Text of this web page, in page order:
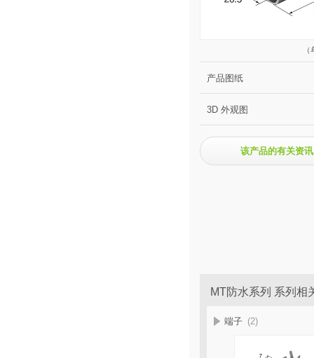
产品图纸
3D 外观图
该产品的有关资讯
MT防水系列 系列相
端子 (2)